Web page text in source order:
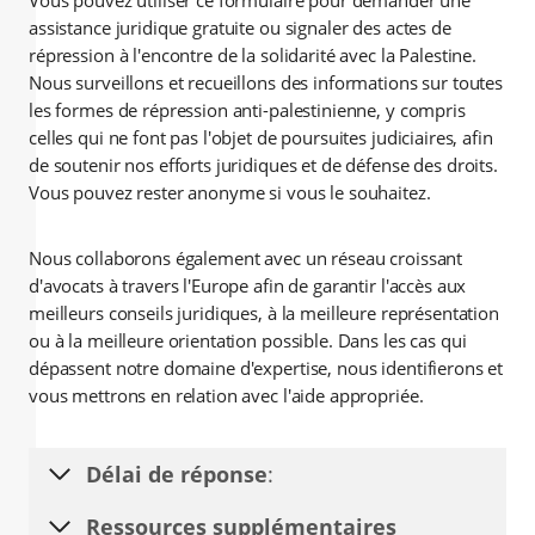
assistance juridique gratuite ou signaler des actes de
répression à l'encontre de la solidarité avec la Palestine.
Nous surveillons et recueillons des informations sur toutes
les formes de répression anti-palestinienne, y compris
celles qui ne font pas l'objet de poursuites judiciaires, afin
de soutenir nos efforts juridiques et de défense des droits.
Vous pouvez rester anonyme si vous le souhaitez.
Nous collaborons également avec un réseau croissant
d'avocats à travers l'Europe afin de garantir l'accès aux
meilleurs conseils juridiques, à la meilleure représentation
ou à la meilleure orientation possible. Dans les cas qui
dépassent notre domaine d'expertise, nous identifierons et
vous mettrons en relation avec l'aide appropriée.
Délai de réponse:
Ressources supplémentaires